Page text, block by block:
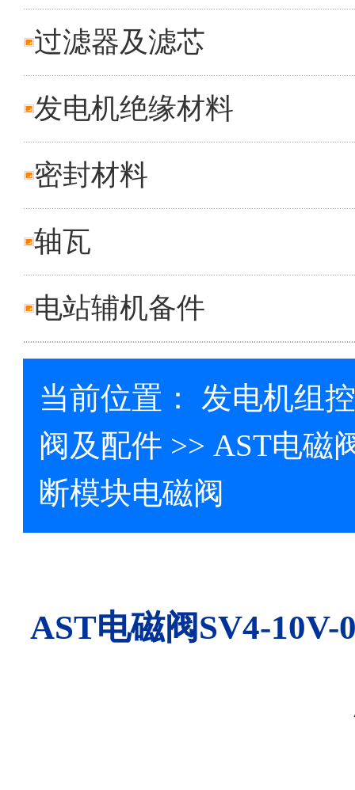
过滤器及滤芯
发电机绝缘材料
密封材料
轴瓦
电站辅机备件
当前位置： 发电机组
阀及配件 >> AST电磁
断模块电磁阀
AST电磁阀SV4-